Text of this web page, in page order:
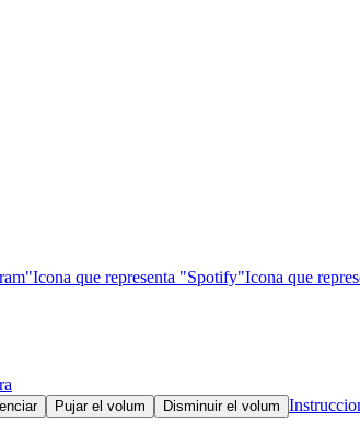
Icona que representa "Spotify"Icona que
Pujar el volum Disminuir el volum